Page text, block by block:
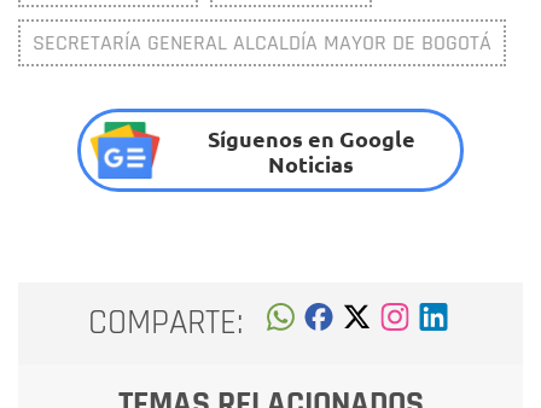
SECRETARÍA GENERAL ALCALDÍA MAYOR DE BOGOTÁ
Síguenos en Google
Noticias
COMPARTE: